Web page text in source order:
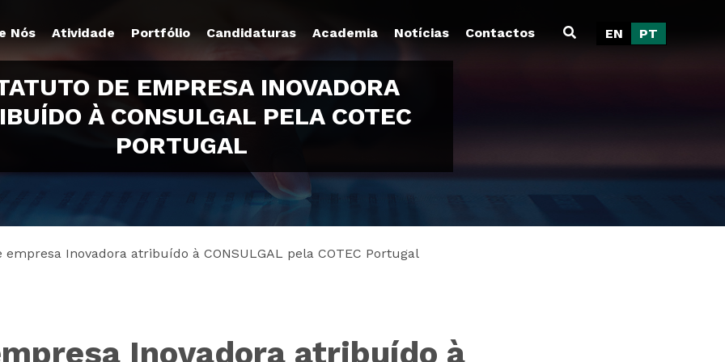
Nós Atividade Portfólio Candidaturas Academia Notícias Contactos EN PT
DE EMPRESA INOVADORA
À CONSULGAL PELA COTEC
PORTUGAL
empresa Inovadora atribuído à CONSULGAL pela COTEC Portugal
Inovadora atribuído à